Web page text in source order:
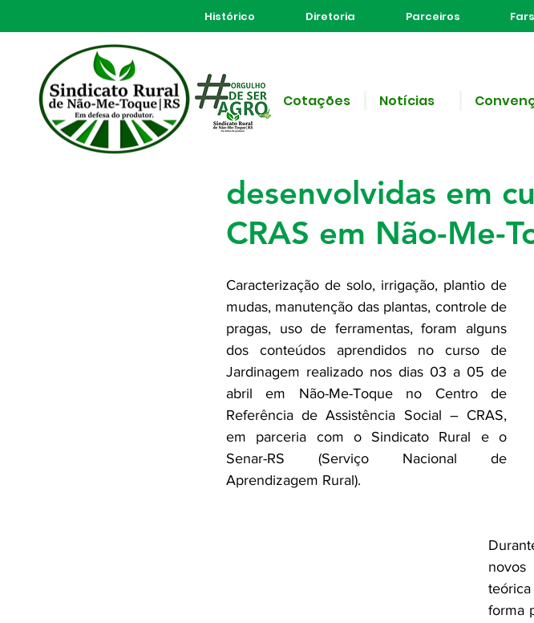
Histórico Diretoria Parceiros
Todos posts
desenvolvidas em
CRAS em Não-Me-
13 de abr. de 2023
Caracterização de solo, irrigação, plantio de
mudas, manutenção das plantas, controle de
pragas, uso de ferramentas, foram alguns
dos conteúdos aprendidos no curso de
Jardinagem realizado nos dias 03 a 05 de
abril em Não-Me-Toque no Centro de
Referência de Assistência Social – CRAS,
em parceria com o Sindicato Rural e o
Senar-RS (Serviço Nacional de
Aprendizagem Rural).
novos
forma
Cotações Notícias